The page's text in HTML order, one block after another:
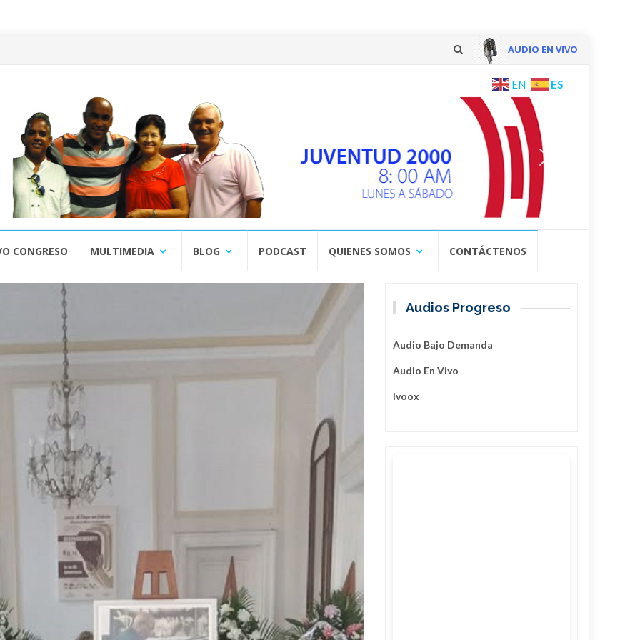
AUDIO EN VIVO
content
EN ES
CONGRESO MULTIMEDIA BLOG PODCAST QUIENES SOMOS CONTÁCTENOS
Audios Progreso
Audio Bajo Demanda
Audio En Vivo
Ivoox